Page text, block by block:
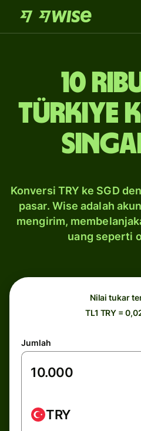
10
Türkiye
Konversi TRY ke SGD
pasar. Wise adalah
mengirim,
uang seperti
Nilai tukar
TL1 TRY =
Jumlah
TRY